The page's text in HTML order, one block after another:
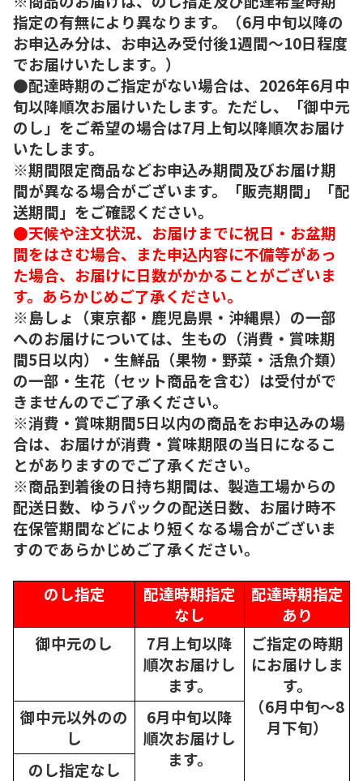
指定の有無により異なります。（6月中旬以降の
お申込み分は、お申込み受付後1週間～10日程度
でお届けいたします。）
●配達時期のご指定がない場合は、2026年6月中
旬以降順次お届けいたします。ただし、「御中元
のし」をご希望の場合は7月上旬以降順次お届け
いたします。
※期間限定商品などお申込み期間及びお届け期
間が異なる場合がございます。「販売期間」「配
送期間」をご確認ください。
●天候や注文状況、お届けまでに祝日・お盆期
間をはさむ場合、また申込内容に不備等があっ
た場合、お届けに日数がかかることがございま
す。あらかじめご了承ください。
※島しょ（東京都・鹿児島県・沖縄県）の一部
へのお届けについては、生もの（消費・賞味期
間5日以内）・生鮮品（果物・野菜・活魚介類）
の一部・生花（セット商品を含む）は受付がで
きませんのでご了承ください。
※消費・賞味期間5日以内の商品をお申込みの場
合は、お届けが消費・賞味期限の当日になるこ
とがありますのでご了承ください。
※商品到着後の日持ち期間は、製造工場からの
配送日数、ゆうパックの配送日数、お届け時不
在保管期間などにより短くなる場合がございま
すのであらかじめご了承ください。
のし指定
配達時期指定
なし
配達時期指定
あり
御中元のし
7月上旬以降
順次お届けし
ます。
ご指定の時期
にお届けしま
す。
（6月中旬～8
月下旬）
御中元以外のの
し
6月中旬以降
順次お届けし
ます。
のし指定なし